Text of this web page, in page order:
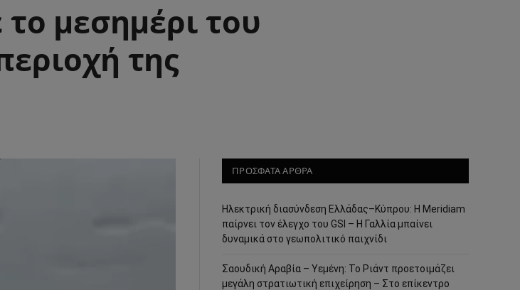
μεσημέρι του
της
ΠΡΟΣΦΑΤΑ ΑΡΘΡΑ
Ηλεκτρική διασύνδεση Ελλάδας–Κύπρου: Η Meridiam
παίρνει τον έλεγχο του GSI – Η Γαλλία μπαίνει
δυναμικά στο γεωπολιτικό παιχνίδι
Σαουδική Αραβία – Υεμένη: Το Ριάντ προετοιμάζει
μεγάλη στρατιωτική επιχείρηση – Στο επίκεντρο